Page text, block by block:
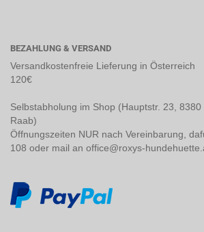
BEZAHLUNG & VERSAND
Versandkostenfreie Lieferung in Österreich
120€
Selbstabholung im Shop (Hauptstr. 23,
Raab)
Öffnungszeiten NUR nach Vereinbarung,
108 oder mail an office@roxys-